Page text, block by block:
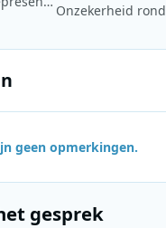
geen opmerkingen.
gesprek